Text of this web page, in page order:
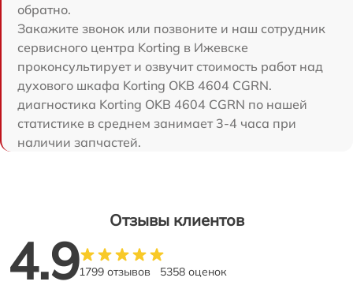
обратно.
Закажите звонок или позвоните и наш сотрудник
сервисного центра Korting в Ижевске
проконсультирует и озвучит стоимость работ над
духового шкафа Korting OKB 4604 CGRN.
диагностика Korting OKB 4604 CGRN по нашей
статистике в среднем занимает 3-4 часа при
наличии запчастей.
Отзывы клиентов
4.91799 отзывов 5358 оценок